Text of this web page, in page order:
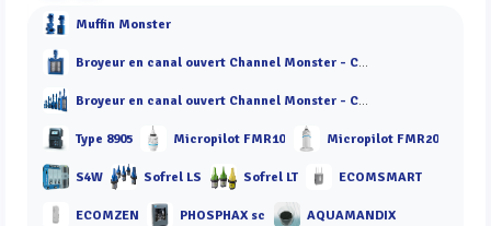
Muffin Monster
Broyeur en canal ouvert Channel Monster - CDD
Broyeur en canal ouvert Channel Monster - CMD
Type 8905 Micropilot FMR10 Micropilot FMR20
S4W Sofrel LS Sofrel LT ECOMSMART
ECOMZEN PHOSPHAX sc AQUAMANDIX